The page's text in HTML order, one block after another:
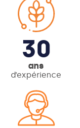
30
ans
d’expérience